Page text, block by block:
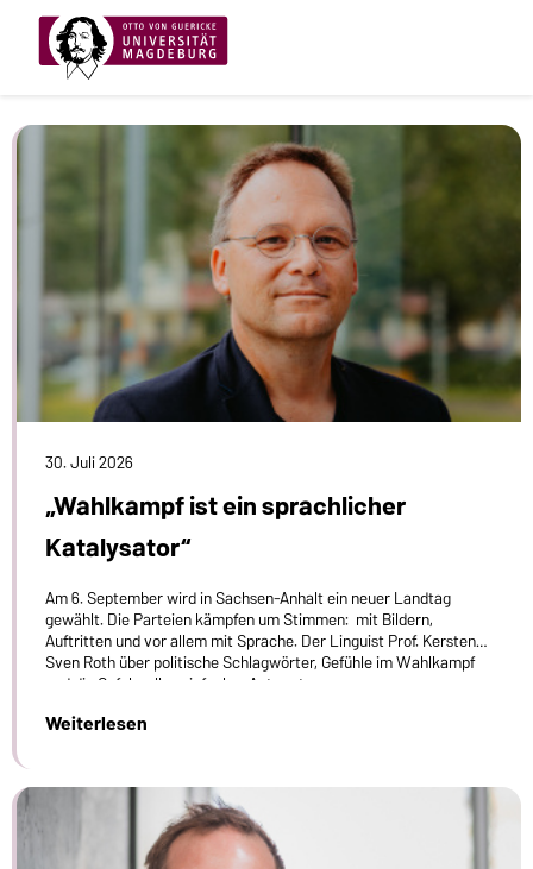
30. Juli 2026
„Wahlkampf ist ein sprachlicher
Katalysator“
Am 6. September wird in Sachsen-Anhalt ein neuer Landtag
gewählt. Die Parteien kämpfen um Stimmen: mit Bildern,
Auftritten und vor allem mit Sprache. Der Linguist Prof. Kersten
Sven Roth über politische Schlagwörter, Gefühle im Wahlkampf
und die Gefahr allzu einfacher Antworten.
Weiterlesen